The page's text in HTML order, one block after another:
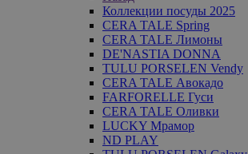
Коллекции посуды 2025
CERA TALE Spring
CERA TALE Лимоны
DE'NASTIA DONNA
TULU PORSELEN Vendy
CERA TALE Авокадо
FARFORELLE Гуси
CERA TALE Оливки
LUCKY Мрамор
ND PLAY